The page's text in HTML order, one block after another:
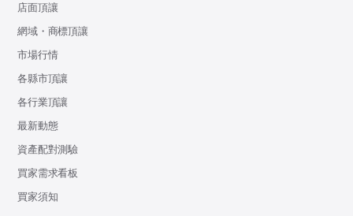
店面頂讓
網域・商標頂讓
市場行情
各縣市頂讓
各行業頂讓
最新動態
資產配對測驗
買家需求看板
買家須知